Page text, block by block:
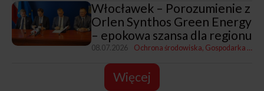
Włocławek – Porozumienie z
Orlen Synthos Green Energy
– epokowa szansa dla regionu
08.07.2026 Ochrona środowiska Gospodarka komunalna
Więcej